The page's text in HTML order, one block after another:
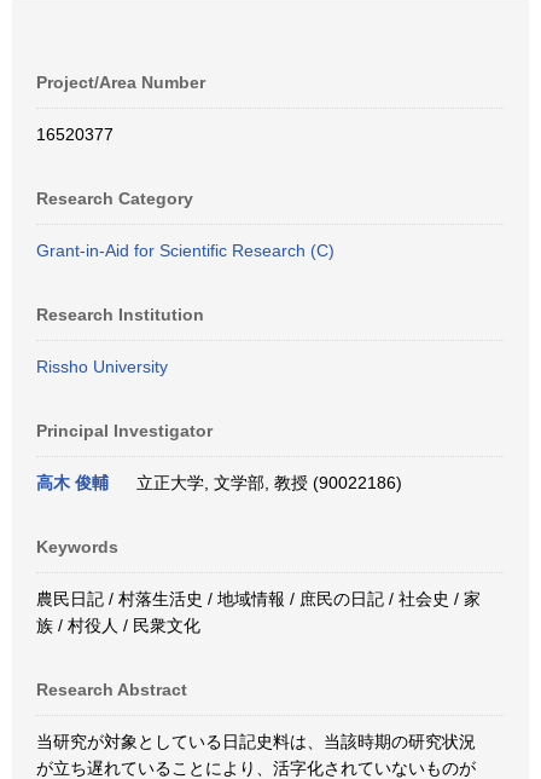
Project/Area Number
16520377
Research Category
Grant-in-Aid for Scientific Research (C)
Research Institution
Rissho University
Principal Investigator
高木 俊輔 立正大学, 文学部, 教授 (90022186)
Keywords
農民日記 / 村落生活史 / 地域情報 / 庶民の日記 / 社会史 / 家
族 / 村役人 / 民衆文化
Research Abstract
当研究が対象としている日記史料は、当該時期の研究状況
が立ち遅れていることにより、活字化されていないものが